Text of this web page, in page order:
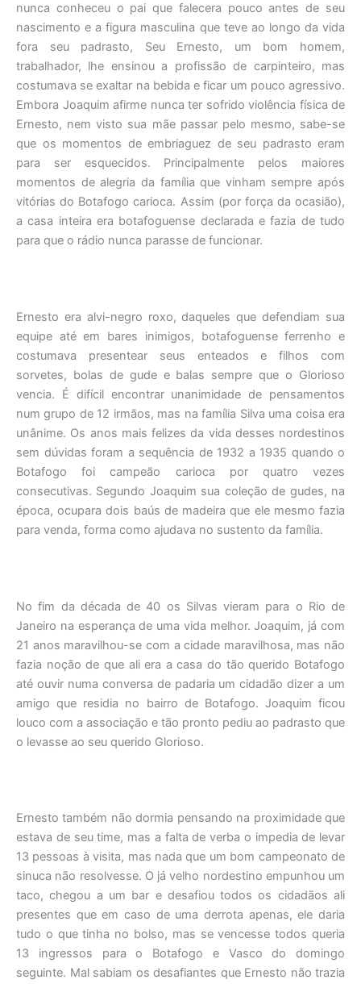
nunca conheceu o pai que falecera pouco antes de seu
nascimento e a figura masculina que teve ao longo da vida
fora seu padrasto, Seu Ernesto, um bom homem,
trabalhador, lhe ensinou a profissão de carpinteiro, mas
costumava se exaltar na bebida e ficar um pouco agressivo.
Embora Joaquim afirme nunca ter sofrido violência física de
Ernesto, nem visto sua mãe passar pelo mesmo, sabe-se
que os momentos de embriaguez de seu padrasto eram
para ser esquecidos. Principalmente pelos maiores
momentos de alegria da família que vinham sempre após
vitórias do Botafogo carioca. Assim (por força da ocasião),
a casa inteira era botafoguense declarada e fazia de tudo
para que o rádio nunca parasse de funcionar.
Ernesto era alvi-negro roxo, daqueles que defendiam sua
equipe até em bares inimigos, botafoguense ferrenho e
costumava presentear seus enteados e filhos com
sorvetes, bolas de gude e balas sempre que o Glorioso
vencia. É difícil encontrar unanimidade de pensamentos
num grupo de 12 irmãos, mas na família Silva uma coisa era
unânime. Os anos mais felizes da vida desses nordestinos
sem dúvidas foram a sequência de 1932 a 1935 quando o
Botafogo foi campeão carioca por quatro vezes
consecutivas. Segundo Joaquim sua coleção de gudes, na
época, ocupara dois baús de madeira que ele mesmo fazia
para venda, forma como ajudava no sustento da família.
No fim da década de 40 os Silvas vieram para o Rio de
Janeiro na esperança de uma vida melhor. Joaquim, já com
21 anos maravilhou-se com a cidade maravilhosa, mas não
fazia noção de que ali era a casa do tão querido Botafogo
até ouvir numa conversa de padaria um cidadão dizer a um
amigo que residia no bairro de Botafogo. Joaquim ficou
louco com a associação e tão pronto pediu ao padrasto que
o levasse ao seu querido Glorioso.
Ernesto também não dormia pensando na proximidade que
estava de seu time, mas a falta de verba o impedia de levar
13 pessoas à visita, mas nada que um bom campeonato de
sinuca não resolvesse. O já velho nordestino empunhou um
taco, chegou a um bar e desafiou todos os cidadãos ali
presentes que em caso de uma derrota apenas, ele daria
tudo o que tinha no bolso, mas se vencesse todos queria
13 ingressos para o Botafogo e Vasco do domingo
seguinte. Mal sabiam os desafiantes que Ernesto não trazia